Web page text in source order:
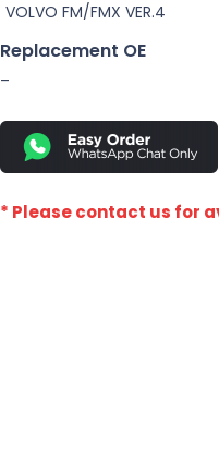
VOLVO FM/FMX VER.4
Replacement OE
–
* Please contact us for